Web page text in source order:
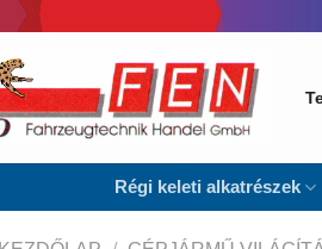
Régi keleti alkatrészek